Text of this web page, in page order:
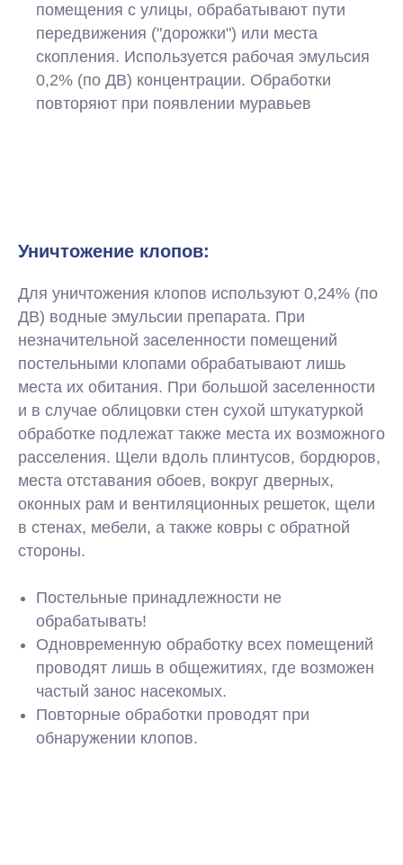
помещения с улицы, обрабатывают пути
передвижения ("дорожки") или места
скопления. Используется рабочая эмульсия
0,2% (по ДВ) концентрации. Обработки
повторяют при появлении муравьев
Уничтожение клопов:
Для уничтожения клопов используют 0,24% (по
ДВ) водные эмульсии препарата. При
незначительной заселенности помещений
постельными клопами обрабатывают лишь
места их обитания. При большой заселенности
и в случае облицовки стен сухой штукатуркой
обработке подлежат также места их возможного
расселения. Щели вдоль плинтусов, бордюров,
места отставания обоев, вокруг дверных,
оконных рам и вентиляционных решеток, щели
в стенах, мебели, а также ковры с обратной
стороны.
Постельные принадлежности не
обрабатывать!
Одновременную обработку всех помещений
проводят лишь в общежитиях, где возможен
частый занос насекомых.
Повторные обработки проводят при
обнаружении клопов.